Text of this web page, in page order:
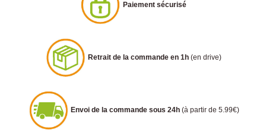
Paiement sécurisé
Retrait de la commande en 1h (en drive)
Envoi de la commande sous 24h (à partir de 5.99€)